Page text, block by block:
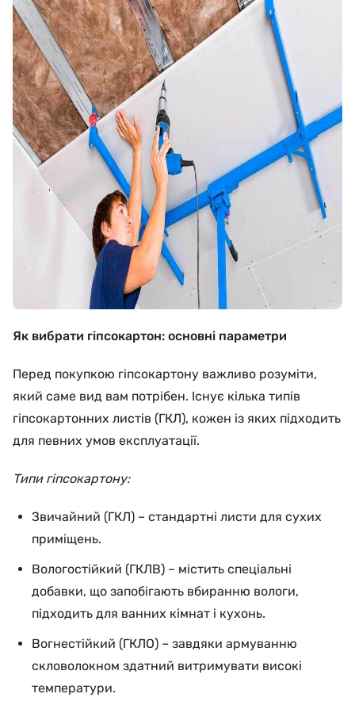
Як вибрати гіпсокартон: основні параметри
Перед покупкою гіпсокартону важливо розуміти,
який саме вид вам потрібен. Існує кілька типів
гіпсокартонних листів (ГКЛ), кожен із яких підходить
для певних умов експлуатації.
Типи гіпсокартону:
Звичайний (ГКЛ) – стандартні листи для сухих
приміщень.
Вологостійкий (ГКЛВ) – містить спеціальні
добавки, що запобігають вбиранню вологи,
підходить для ванних кімнат і кухонь.
Вогнестійкий (ГКЛО) – завдяки армуванню
скловолокном здатний витримувати високі
температури.